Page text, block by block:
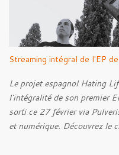
Streaming intégral de l'EP
Le projet espagnol Hating
l'intégralité de son premier
sorti ce 27 février via
et numérique. Découvrez le